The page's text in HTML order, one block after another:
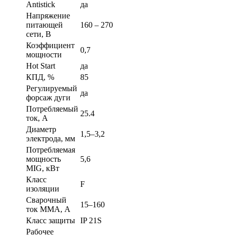
Antistick
да
Напряжение
питающей
сети, В
160 – 270
Коэффициент
мощности
0,7
Hot Start
да
КПД, %
85
Регулируемый
форсаж дуги
да
Потребляемый
ток, А
25.4
Диаметр
электрода, мм
1,5–3,2
Потребляемая
мощность
MIG, кВт
5,6
Класс
изоляции
F
Сварочный
ток MMA, А
15–160
Класс защиты IP 21S
Рабочее